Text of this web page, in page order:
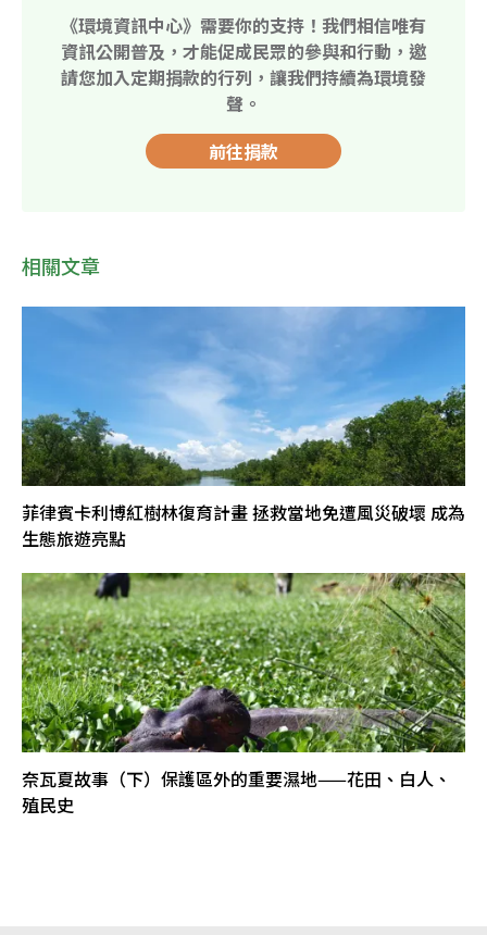
《環境資訊中心》需要你的支持！我們相信唯有
資訊公開普及，才能促成民眾的參與和行動，邀
請您加入定期捐款的行列，讓我們持續為環境發
聲。
前往捐款
相關文章
菲律賓卡利博紅樹林復育計畫 拯救當地免遭風災破壞 成為
生態旅遊亮點
奈瓦夏故事（下）保護區外的重要濕地——花田、白人、
殖民史